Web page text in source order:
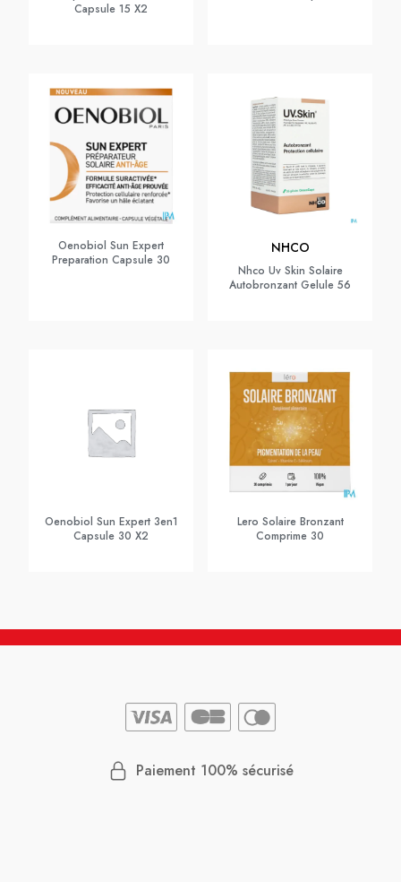
Capsule 15 X2
Oenobiol Sun Expert
Preparation Capsule 30
NHCO
Nhco Uv Skin Solaire
Autobronzant Gelule 56
Oenobiol Sun Expert 3en1
Capsule 30 X2
Lero Solaire Bronzant
Comprime 30
Paiement 100% sécurisé